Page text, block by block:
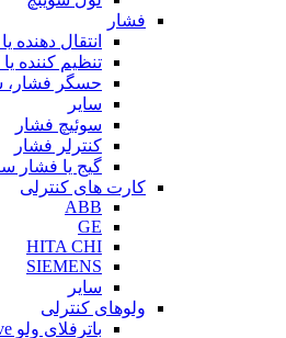
فشار
انتقال دهنده
تنظیم کننده یا
حسگر فشار،
سایر
سوئیچ فشار
کنترلر فشار
گیج یا فشار
کارت های کنترلی
ABB
GE
HITA CHI
SIEMENS
سایر
ولوهای کنترلی